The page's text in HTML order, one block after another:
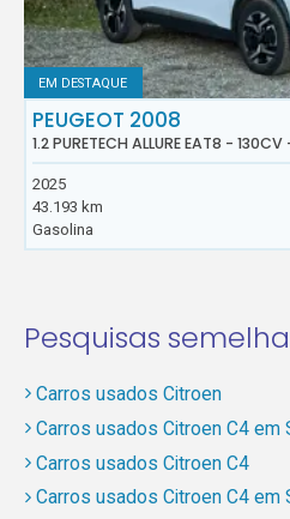
EM DESTAQUE
PEUGEOT 2008
1.2 PURETECH ALLURE EAT8 -
2025
43.193 km
Gasolina
Pesquisas
Carros usados Citroen
Carros usados Citroen C4 em
Carros usados Citroen C4
Carros usados Citroen C4 em